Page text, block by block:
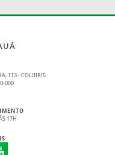
113 - COLIBRIS
000
17H